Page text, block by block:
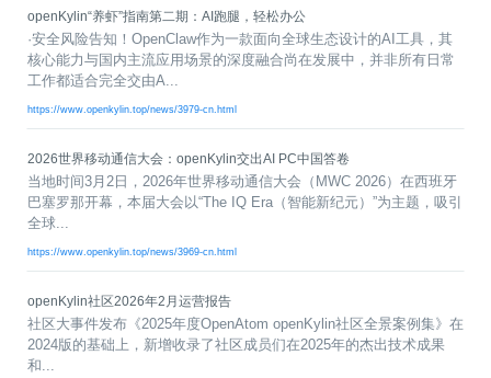
p
e
n
K
n
3
.
0
A
h
a
（
例
集
国
际
排
名
行
为
守
则
品
指
南
交
流
社
区
会
员
专
区
C
L
A
签
署
区
实
习
翻
台
成
龙
开
发
/
活
动
测
用
生
大
赛
麒
大
赛
文
档
活
动
业
大
会
开
发
者
大
会
往
届
大
回
顾
认
证
范
软
件
包
编
译
平
台
发
行
构
建
平
持
续
>
代
码
资
源
代
码
托
管
平
台
第
三
方
开
适
配
常
见
问
议
与
声
明
软
件
上
架
协
议
贡
献
协
议
openKylin“养虾”指南第二期：AI跑腿，轻松办公
·安全风险告知！OpenClaw作为一款面向全球生态设计的AI工具，其
核心能力与国内主流应用场景的深度融合尚在发展中，并非所有日常
工作都适合完全交由A...
https://www.openkylin.top/news/3979-cn.html
2026世界移动通信大会：openKylin交出AI PC中国答卷
当地时间3月2日，2026年世界移动通信大会（MWC 2026）在西班牙
巴塞罗那开幕，本届大会以“The IQ Era（智能新纪元）”为主题，吸引
全球...
https://www.openkylin.top/news/3969-cn.html
openKylin社区2026年2月运营报告
社区大事件发布《2025年度OpenAtom openKylin社区全景案例集》在
2024版的基础上，新增收录了社区成员们在2025年的杰出技术成果
和...